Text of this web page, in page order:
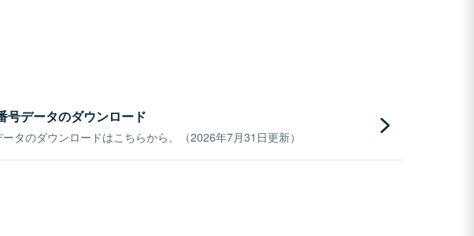
号データのダウンロード
タのダウンロードはこちらから。（2026年7月31日更新）